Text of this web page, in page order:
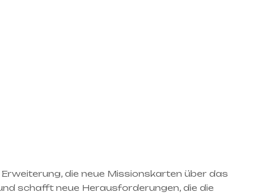
die neue Missionskarten über das
schafft neue Herausforderungen, die die